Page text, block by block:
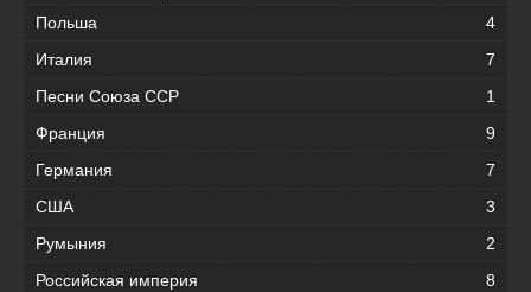
Польша
4
Италия
7
Песни Союза ССР
1
Франция
9
Германия
7
США
3
Румыния
2
Российская империя
8